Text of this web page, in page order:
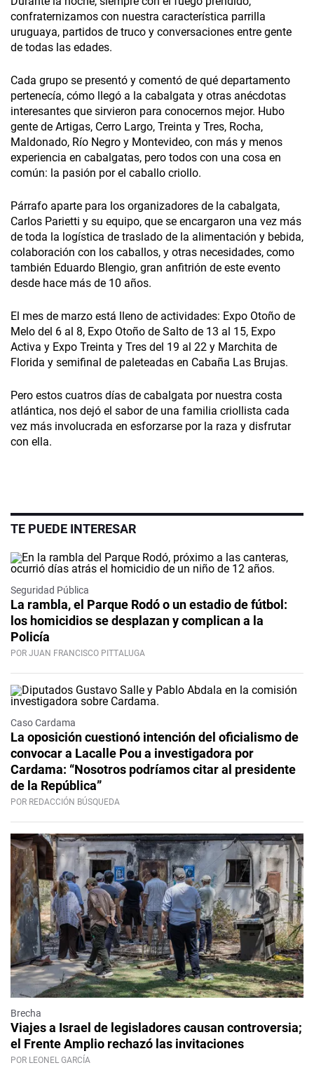
confraternizamos con nuestra característica parrilla
uruguaya, partidos de truco y conversaciones entre gente
de todas las edades.
Cada grupo se presentó y comentó de qué departamento
pertenecía, cómo llegó a la cabalgata y otras anécdotas
interesantes que sirvieron para conocernos mejor. Hubo
gente de Artigas, Cerro Largo, Treinta y Tres, Rocha,
Maldonado, Río Negro y Montevideo, con más y menos
experiencia en cabalgatas, pero todos con una cosa en
común: la pasión por el caballo criollo.
Párrafo aparte para los organizadores de la cabalgata,
Carlos Parietti y su equipo, que se encargaron una vez más
de toda la logística de traslado de la alimentación y bebida,
colaboración con los caballos, y otras necesidades, como
también Eduardo Blengio, gran anfitrión de este evento
desde hace más de 10 años.
El mes de marzo está lleno de actividades: Expo Otoño de
Melo del 6 al 8, Expo Otoño de Salto de 13 al 15, Expo
Activa y Expo Treinta y Tres del 19 al 22 y Marchita de
Florida y semifinal de paleteadas en Cabaña Las Brujas.
Pero estos cuatros días de cabalgata por nuestra costa
atlántica, nos dejó el sabor de una familia criollista cada
vez más involucrada en esforzarse por la raza y disfrutar
con ella.
TE PUEDE INTERESAR
Seguridad Pública
La rambla, el Parque Rodó o un estadio de fútbol:
los homicidios se desplazan y complican a la
Policía
POR JUAN FRANCISCO PITTALUGA
Caso Cardama
La oposición cuestionó intención del oficialismo de
convocar a Lacalle Pou a investigadora por
Cardama: “Nosotros podríamos citar al presidente
de la República”
POR REDACCIÓN BÚSQUEDA
Brecha
Viajes a Israel de legisladores causan controversia;
el Frente Amplio rechazó las invitaciones
POR LEONEL GARCÍA